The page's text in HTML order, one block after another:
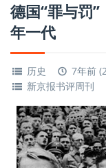
德国“罪与罚
年一代
历史 7年前
新京报书评周刊